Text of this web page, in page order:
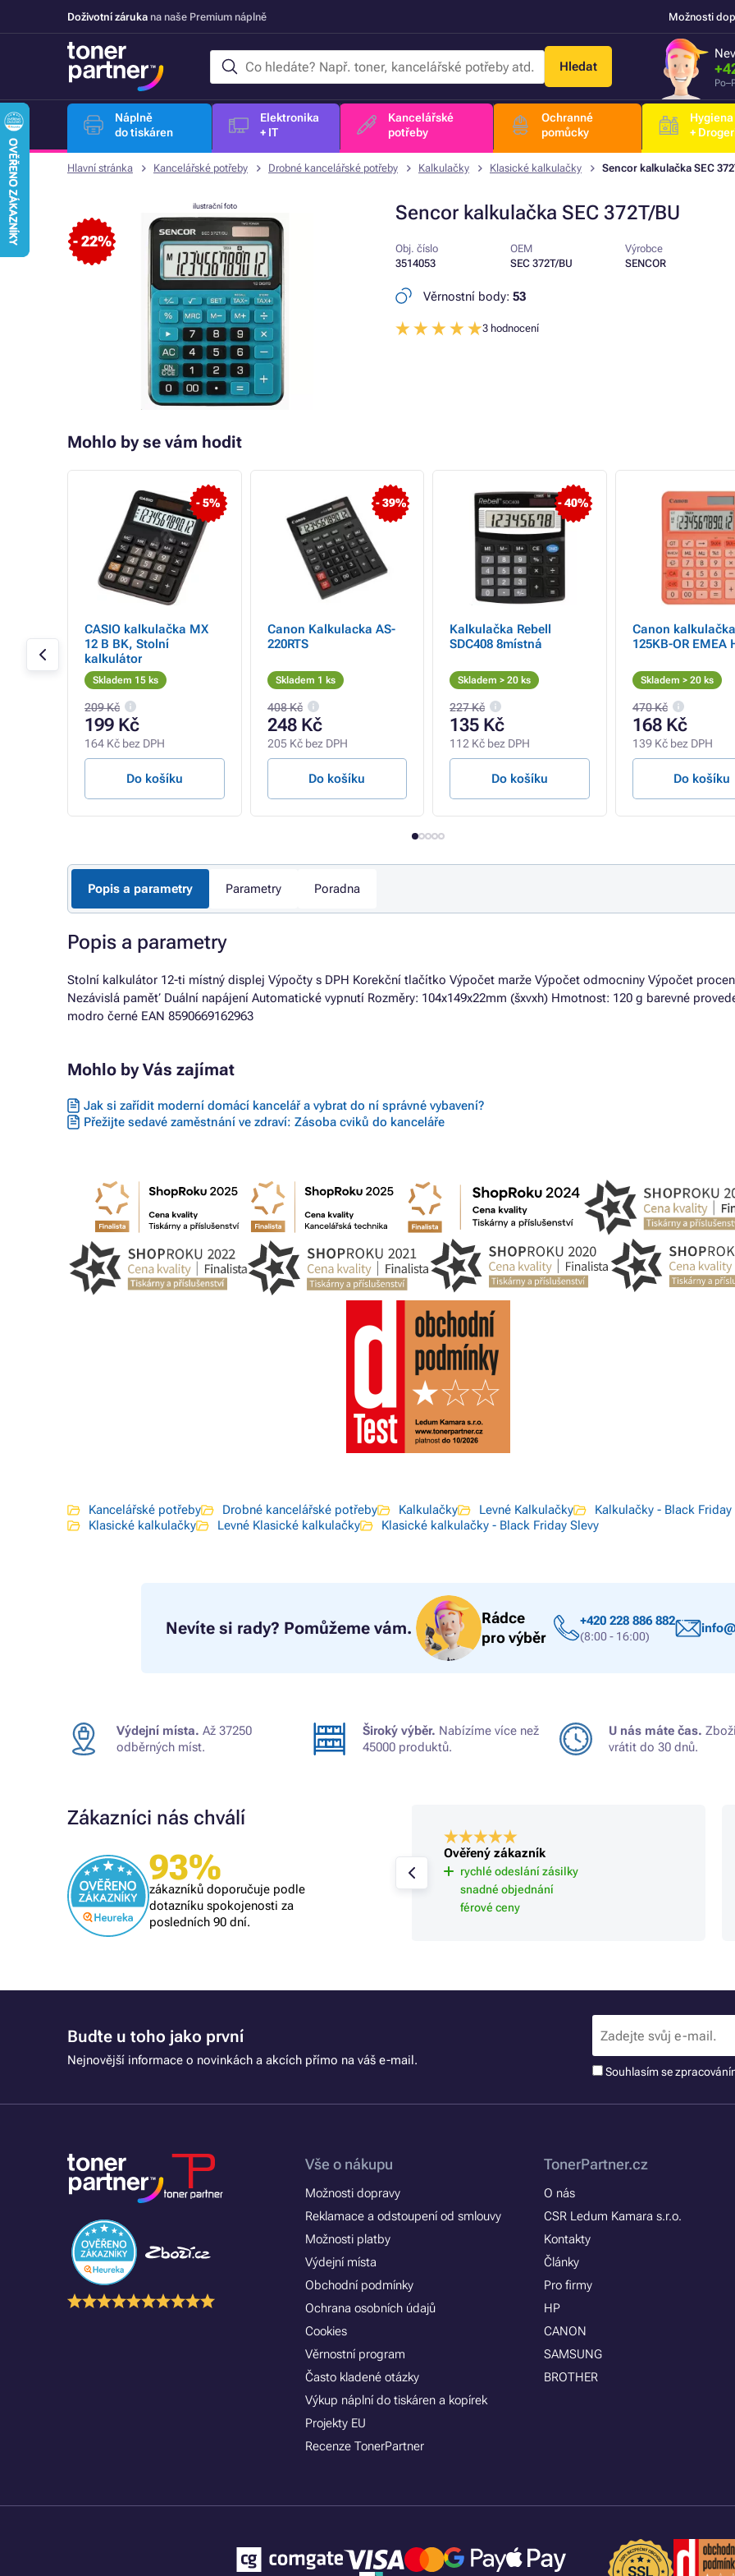
Doživotní záruka na naše Premium náplně Možnosti
Hledat
Náplně
do tiskáren
Elektronika
+ IT
Kancelářské
potřeby
Ochranné
pomůcky
Hygiena
+
Hlavní stránka Kancelářské potřeby Drobné kancelářské potřeby Kalkulačky Klasické kalkulačky Sencor kalkulačka SEC
Sencor kalkulačka SEC 372T/BU
- 22%
ilustrační foto
Obj. číslo
3514053
OEM
SEC 372T/BU
Výrobce
SENCOR
Věrnostní body: 53
3 hodnocení
Mohlo by se vám hodit
- 5%
CASIO kalkulačka MX
12 B BK, Stolní
kalkulátor
Skladem 15 ks
209 Kč
199 Kč
164 Kč bez DPH
Do košíku
- 39%
Canon Kalkulacka AS-
220RTS
Skladem 1 ks
408 Kč
248 Kč
205 Kč bez DPH
Do košíku
- 40%
Kalkulačka Rebell
SDC408 8místná
Skladem > 20 ks
227 Kč
135 Kč
112 Kč bez DPH
Do košíku
Canon
125KB-OR EMEA
Skladem > 20 ks
470 Kč
168 Kč
139 Kč bez DPH
Do košíku
Popis a parametry Parametry Poradna
Popis a parametry
Stolní kalkulátor 12-ti místný displej Výpočty s DPH Korekční tlačítko Výpočet marže Výpočet odmocniny Výpočet
Nezávislá paměť Duální napájení Automatické vypnutí Rozměry: 104x149x22mm (šxvxh) Hmotnost: 120 g barevné
modro černé EAN 8590669162963
Mohlo by Vás zajímat
Jak si zařídit moderní domácí kancelář a vybrat do ní správné vybavení?
Přežijte sedavé zaměstnání ve zdraví: Zásoba cviků do kanceláře
Kancelářské potřeby Drobné kancelářské potřeby Kalkulačky Levné Kalkulačky
Kalkulačky - Black Friday
Klasické kalkulačky
Levné Klasické kalkulačky Klasické kalkulačky - Black Friday Slevy
Nevíte si rady? Pomůžeme vám.
Rádce
pro výběr
+420 228 886 882
(8:00 - 16:00)
Výdejní místa. Až 37250
odběrných míst.
Široký výběr. Nabízíme více než
45000 produktů.
U nás máte čas.
vrátit do 30 dnů.
Zákazníci nás chválí
93%
zákazníků doporučuje podle
dotazníku spokojenosti za
posledních 90 dní.
Ověřený zákazník
Všechno proběhlo k mé spokojenosti
Ověřený zákazník
rychlé odeslání zásilky
snadné objednání
férové ceny
Buďte u toho jako první
Nejnovější informace o novinkách a akcích přímo na váš e-mail.
Souhlasím se
Vše o nákupu
Možnosti dopravy
Reklamace a odstoupení od smlouvy
Možnosti platby
Výdejní místa
Obchodní podmínky
Ochrana osobních údajů
Cookies
Věrnostní program
Často kladené otázky
Výkup náplní do tiskáren a kopírek
Projekty EU
Recenze TonerPartner
TonerPartner.cz
O nás
CSR Ledum Kamara s.r.o.
Kontakty
Články
Pro firmy
HP
CANON
SAMSUNG
BROTHER